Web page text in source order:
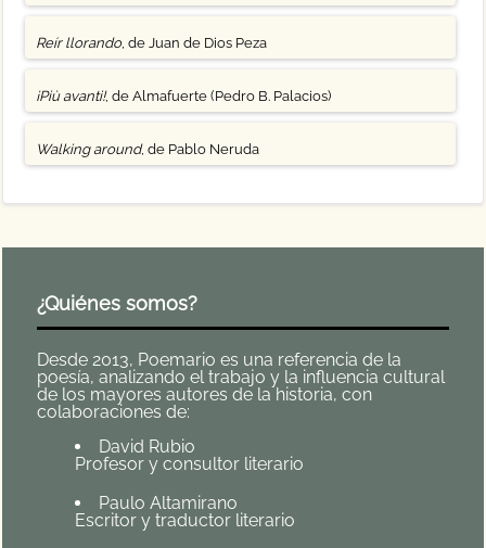
Reír llorando, de Juan de Dios Peza
¡Più avanti!, de Almafuerte (Pedro B. Palacios)
Walking around, de Pablo Neruda
¿Quiénes somos?
Desde 2013, Poemario es una referencia de la
poesía, analizando el trabajo y la influencia cultural
de los mayores autores de la historia, con
colaboraciones de:
David Rubio
Profesor y consultor literario
Paulo Altamirano
Escritor y traductor literario